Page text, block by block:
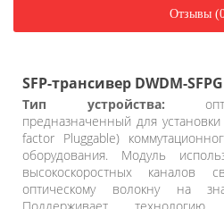
Отзывы
SFP-трансивер DWDM-
Тип устройства:
предназначенный для
factor Pluggable)
оборудования. Модуль
высокоскоростных каналов
оптическому волокну на
Поддерживает